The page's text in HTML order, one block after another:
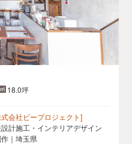
18.0坪
会社ビープロジェクト]
計施工・インテリアデザイン
｜埼玉県